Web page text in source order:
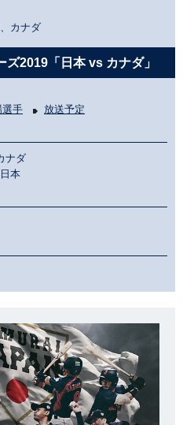
カナダ
2019「日本 vs カナダ」
選手 放送予定
ナダ
日本